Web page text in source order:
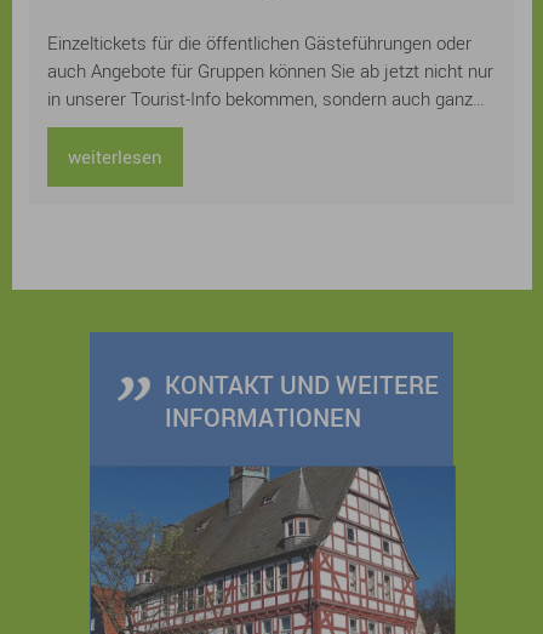
Einzeltickets für die öffentlichen Gästeführungen oder
auch Angebote für Gruppen können Sie ab jetzt nicht nur
in unserer Tourist-Info bekommen, sondern auch ganz
einfach und schnell online auf der städtischen
Homepage buchen. Sie suchen noch ein
Weihnachtsgeschenk für Ihre Lieben? Schenken Sie
Stadtführung mit anschließendem Besuch im
weiterlesen
KONTAKT UND WEITERE
INFORMATIONEN